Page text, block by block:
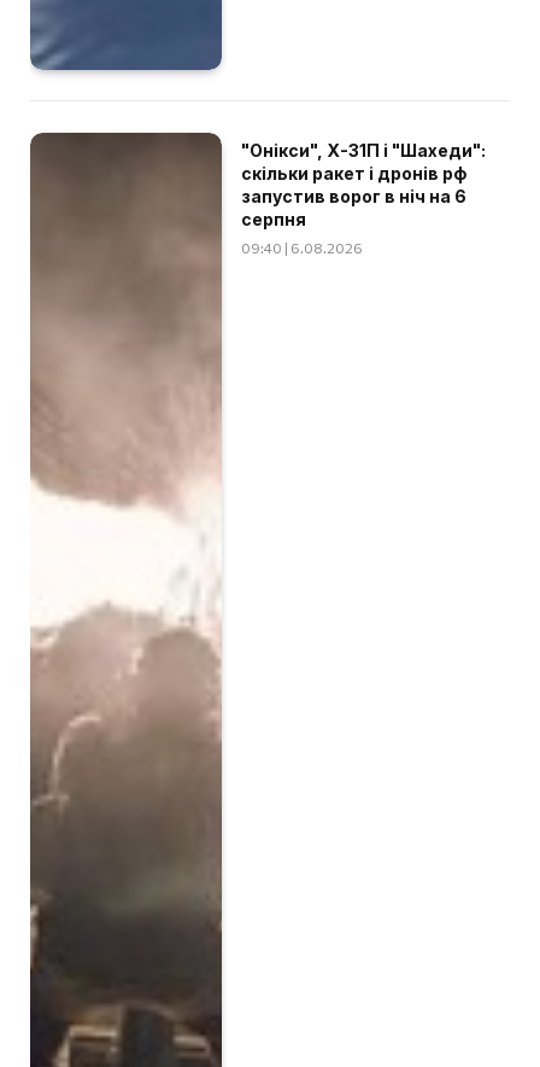
"Онікси", Х-31П і "Шахеди":
скільки ракет і дронів рф
запустив ворог в ніч на 6
серпня
09:40 | 6.08.2026